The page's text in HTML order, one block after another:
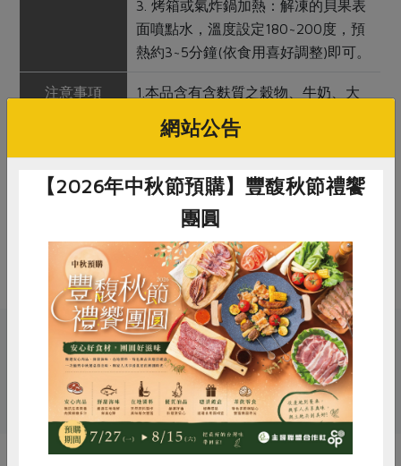
3. 烤箱或氣炸鍋加熱：解凍的貝果表
面噴點水，溫度設定180~200度，預
熱約3~5分鐘(依食用喜好調整)即可。
注意事項
1.本品含有含麩質之穀物、牛奶、大
豆及其製品，對其過敏者請勿食用。
2.本產品生產製程廠房，其設備或生
產管線有處理堅果類、花生、芝麻、
蛋及其製品。
3.開封後請盡速食用完畢，未食用完
請冷凍保存。
關鍵字
# 中子 # 好丘 # 貝果 # 麵包
惜食 RPET 食譜 減硝酸鹽
雞蛋 食安 共同購買
網站公告
【2026年中秋節預購】豐馥秋節禮饗
團圓